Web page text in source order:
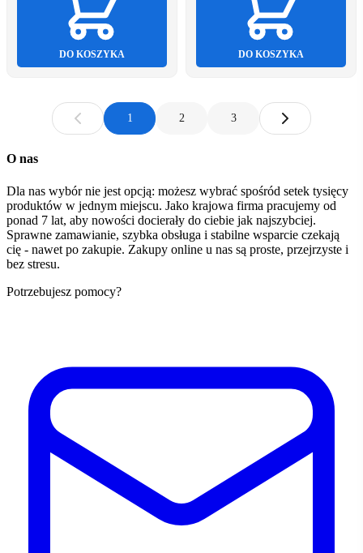
DO KOSZYKA DO KOSZYKA
1 2 3
O nas
Dla nas wybór nie jest opcją: możesz wybrać spośród setek tysięcy
produktów w jednym miejscu. Jako krajowa firma pracujemy od
ponad 7 lat, aby nowości docierały do ciebie jak najszybciej.
Sprawne zamawianie, szybka obsługa i stabilne wsparcie czekają
cię - nawet po zakupie. Zakupy online u nas są proste, przejrzyste i
bez stresu.
Potrzebujesz pomocy?